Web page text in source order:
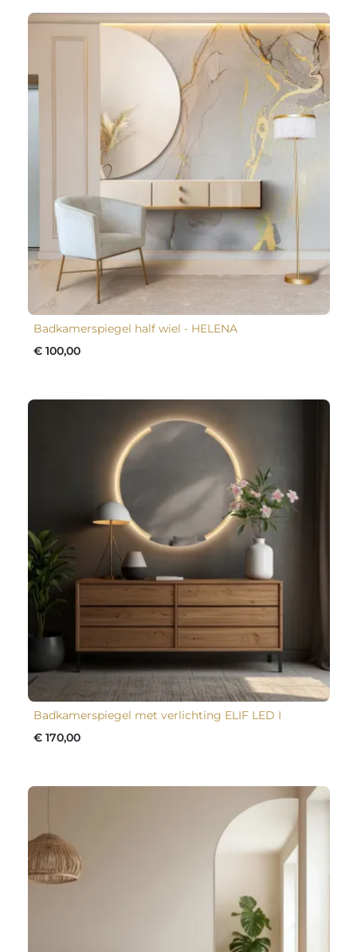
Badkamerspiegel half wiel - HELENA
€ 100,00
Badkamerspiegel met verlichting ELIF LED I
€ 170,00